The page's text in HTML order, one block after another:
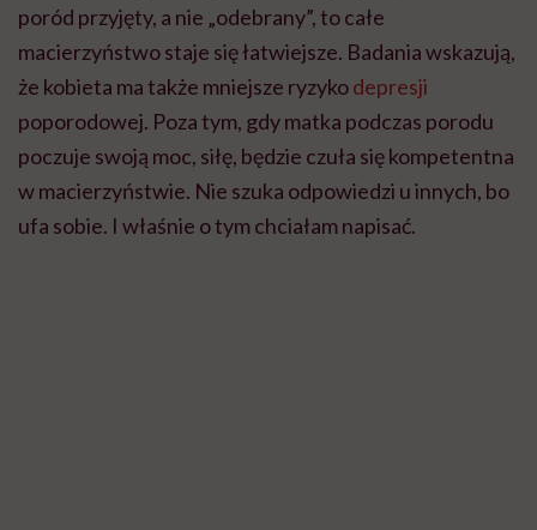
poród przyjęty, a nie „odebrany”, to całe
macierzyństwo staje się łatwiejsze. Badania wskazują,
że kobieta ma także mniejsze ryzykodepresji
poporodowej. Poza tym, gdy matka podczas porodu
poczuje swoją moc, siłę, będzie czuła się kompetentna
w macierzyństwie. Nie szuka odpowiedzi u innych, bo
ufa sobie. I właśnie o tym chciałam napisać.